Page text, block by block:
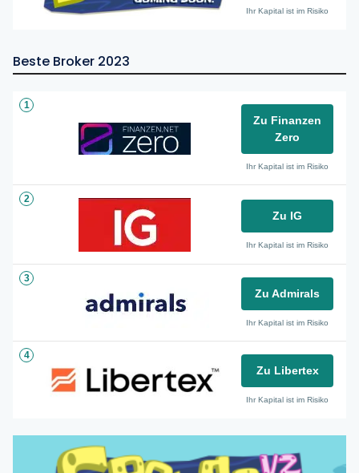
Ihr Kapital ist im Risiko
Beste Broker 2023
1
Zu Finanzen
Zero
Ihr Kapital ist im Risiko
2
Zu IG
Ihr Kapital ist im Risiko
3
Zu Admirals
Ihr Kapital ist im Risiko
4
Zu Libertex
Ihr Kapital ist im Risiko